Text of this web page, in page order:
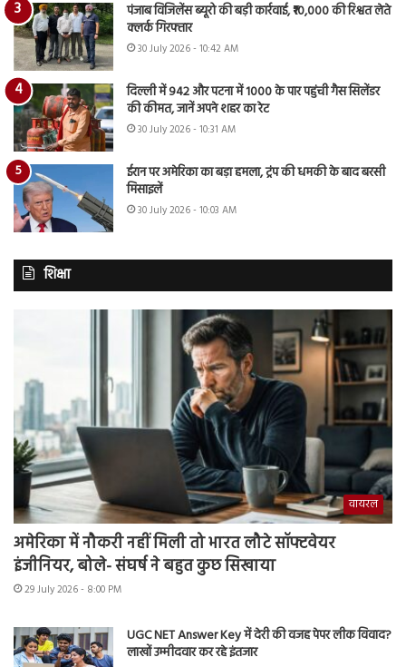
पंजाब विजिलेंस ब्यूरो की बड़ी कार्रवाई, ₹10,000 की रिश्वत लेते
क्लर्क गिरफ्तार
30 July 2026 - 10:42 AM
दिल्ली में 942 और पटना में 1000 के पार पहुंची गैस सिलेंडर
की कीमत, जानें अपने शहर का रेट
30 July 2026 - 10:31 AM
ईरान पर अमेरिका का बड़ा हमला, ट्रंप की धमकी के बाद बरसी
मिसाइलें
30 July 2026 - 10:03 AM
शिक्षा
वायरल
अमेरिका में नौकरी नहीं मिली तो भारत लौटे सॉफ्टवेयर
इंजीनियर, बोले- संघर्ष ने बहुत कुछ सिखाया
29 July 2026 - 8:00 PM
UGC NET Answer Key में देरी की वजह पेपर लीक विवाद?
लाखों उम्मीदवार कर रहे इंतजार